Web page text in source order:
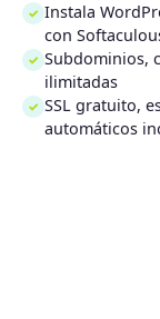
✓ Instala
con
✓ Subdominios,
ilimitadas
✓ SSL gratuito,
automáticos